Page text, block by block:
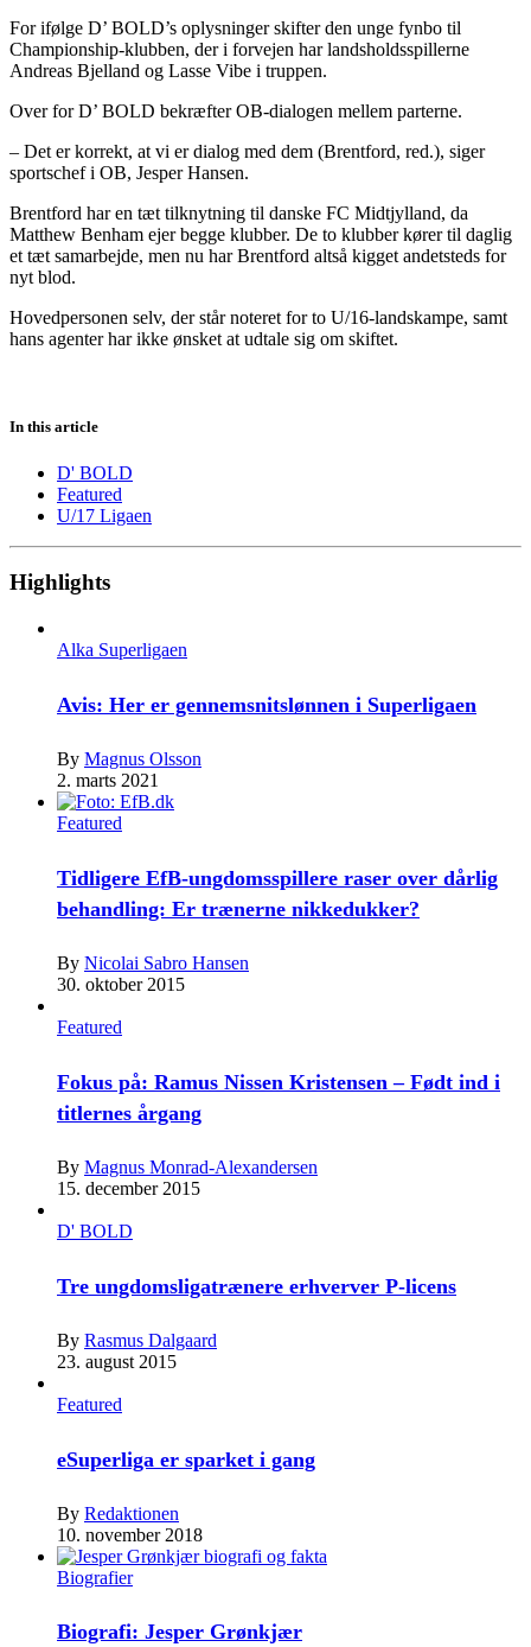
For ifølge D’ BOLD’s oplysninger skifter den unge fynbo til
Championship-klubben, der i forvejen har landsholdsspillerne
Andreas Bjelland og Lasse Vibe i truppen.
Over for D’ BOLD bekræfter OB-dialogen mellem parterne.
– Det er korrekt, at vi er dialog med dem (Brentford, red.), siger
sportschef i OB, Jesper Hansen.
Brentford har en tæt tilknytning til danske FC Midtjylland, da
Matthew Benham ejer begge klubber. De to klubber kører til daglig
et tæt samarbejde, men nu har Brentford altså kigget andetsteds for
nyt blod.
Hovedpersonen selv, der står noteret for to U/16-landskampe, samt
hans agenter har ikke ønsket at udtale sig om skiftet.
In this article
D' BOLD
Featured
U/17 Ligaen
Highlights
Alka Superligaen
Avis: Her er gennemsnitslønnen i Superligaen
By Magnus Olsson
2. marts 2021
Featured
Tidligere EfB-ungdomsspillere raser over dårlig
behandling: Er trænerne nikkedukker?
By Nicolai Sabro Hansen
30. oktober 2015
Featured
Fokus på: Ramus Nissen Kristensen – Født ind i
titlernes årgang
By Magnus Monrad-Alexandersen
15. december 2015
D' BOLD
Tre ungdomsligatrænere erhverver P-licens
By Rasmus Dalgaard
23. august 2015
Featured
eSuperliga er sparket i gang
By Redaktionen
10. november 2018
Biografier
Biografi: Jesper Grønkjær